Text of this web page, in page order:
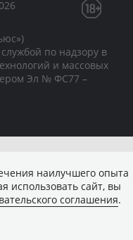
по надзору в
и массовых
Эл № ФС77 –
наилучшего опыта
использовать сайт, вы
соглашения.